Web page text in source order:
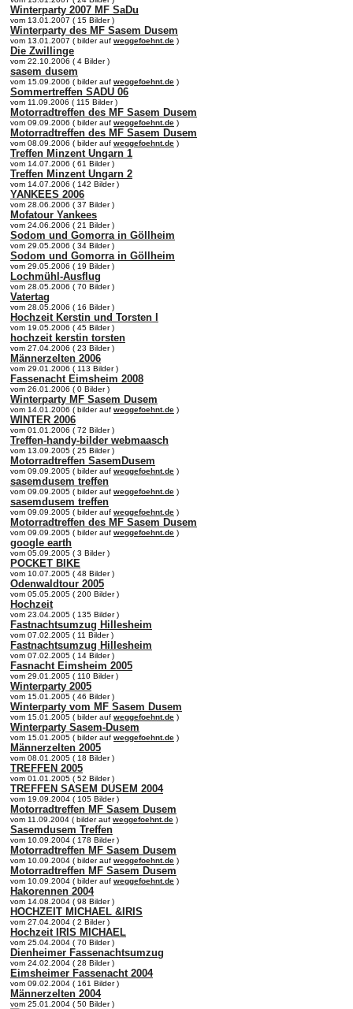
Winterparty 2007 MF SaDu
vom 13.01.2007 ( 15 Bilder )
Winterparty des MF Sasem Dusem
vom 13.01.2007 ( bilder auf weggefoehnt.de )
Die Zwillinge
vom 22.10.2006 ( 4 Bilder )
sasem dusem
vom 15.09.2006 ( bilder auf weggefoehnt.de )
Sommertreffen SADU 06
vom 11.09.2006 ( 115 Bilder )
Motorradtreffen des MF Sasem Dusem
vom 09.09.2006 ( bilder auf weggefoehnt.de )
Motorradtreffen des MF Sasem Dusem
vom 08.09.2006 ( bilder auf weggefoehnt.de )
Treffen Minzent Ungarn 1
vom 14.07.2006 ( 61 Bilder )
Treffen Minzent Ungarn 2
vom 14.07.2006 ( 142 Bilder )
YANKEES 2006
vom 28.06.2006 ( 37 Bilder )
Mofatour Yankees
vom 24.06.2006 ( 21 Bilder )
Sodom und Gomorra in Göllheim
vom 29.05.2006 ( 34 Bilder )
Sodom und Gomorra in Göllheim
vom 29.05.2006 ( 19 Bilder )
Lochmühl-Ausflug
vom 28.05.2006 ( 70 Bilder )
Vatertag
vom 28.05.2006 ( 16 Bilder )
Hochzeit Kerstin und Torsten I
vom 19.05.2006 ( 45 Bilder )
hochzeit kerstin torsten
vom 27.04.2006 ( 23 Bilder )
Männerzelten 2006
vom 29.01.2006 ( 113 Bilder )
Fassenacht Eimsheim 2008
vom 26.01.2006 ( 0 Bilder )
Winterparty MF Sasem Dusem
vom 14.01.2006 ( bilder auf weggefoehnt.de )
WINTER 2006
vom 01.01.2006 ( 72 Bilder )
Treffen-handy-bilder webmaasch
vom 13.09.2005 ( 25 Bilder )
Motorradtreffen SasemDusem
vom 09.09.2005 ( bilder auf weggefoehnt.de )
sasemdusem treffen
vom 09.09.2005 ( bilder auf weggefoehnt.de )
sasemdusem treffen
vom 09.09.2005 ( bilder auf weggefoehnt.de )
Motorradtreffen des MF Sasem Dusem
vom 09.09.2005 ( bilder auf weggefoehnt.de )
google earth
vom 05.09.2005 ( 3 Bilder )
POCKET BIKE
vom 10.07.2005 ( 48 Bilder )
Odenwaldtour 2005
vom 05.05.2005 ( 200 Bilder )
Hochzeit
vom 23.04.2005 ( 135 Bilder )
Fastnachtsumzug Hillesheim
vom 07.02.2005 ( 11 Bilder )
Fastnachtsumzug Hillesheim
vom 07.02.2005 ( 14 Bilder )
Fasnacht Eimsheim 2005
vom 29.01.2005 ( 110 Bilder )
Winterparty 2005
vom 15.01.2005 ( 46 Bilder )
Winterparty vom MF Sasem Dusem
vom 15.01.2005 ( bilder auf weggefoehnt.de )
Winterparty Sasem-Dusem
vom 15.01.2005 ( bilder auf weggefoehnt.de )
Männerzelten 2005
vom 08.01.2005 ( 18 Bilder )
TREFFEN 2005
vom 01.01.2005 ( 52 Bilder )
TREFFEN SASEM DUSEM 2004
vom 19.09.2004 ( 105 Bilder )
Motorradtreffen MF Sasem Dusem
vom 11.09.2004 ( bilder auf weggefoehnt.de )
Sasemdusem Treffen
vom 10.09.2004 ( 178 Bilder )
Motorradtreffen MF Sasem Dusem
vom 10.09.2004 ( bilder auf weggefoehnt.de )
Motorradtreffen MF Sasem Dusem
vom 10.09.2004 ( bilder auf weggefoehnt.de )
Hakorennen 2004
vom 14.08.2004 ( 98 Bilder )
HOCHZEIT MICHAEL &IRIS
vom 27.04.2004 ( 2 Bilder )
Hochzeit IRIS MICHAEL
vom 25.04.2004 ( 70 Bilder )
Dienheimer Fassenachtsumzug
vom 24.02.2004 ( 28 Bilder )
Eimsheimer Fassenacht 2004
vom 09.02.2004 ( 161 Bilder )
Männerzelten 2004
vom 25.01.2004 ( 50 Bilder )